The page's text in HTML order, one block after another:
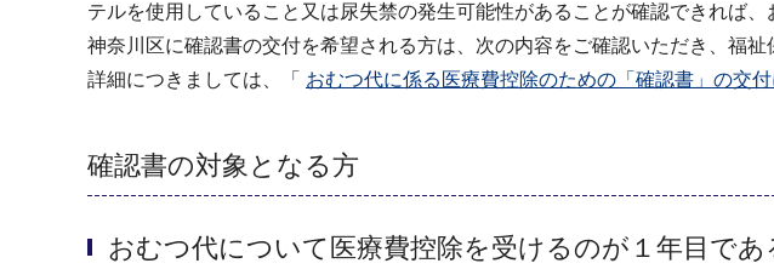
テルを使用していること又は尿失禁の発生可能性があることが確認できれば
神奈川区に確認書の交付を希望される方は、次の内容をご確認いただき、福
詳細につきましては、「 おむつ代に係る医療費控除のための「確認書」の交
確認書の対象となる方
おむつ代について医療費控除を受けるのが１年目で